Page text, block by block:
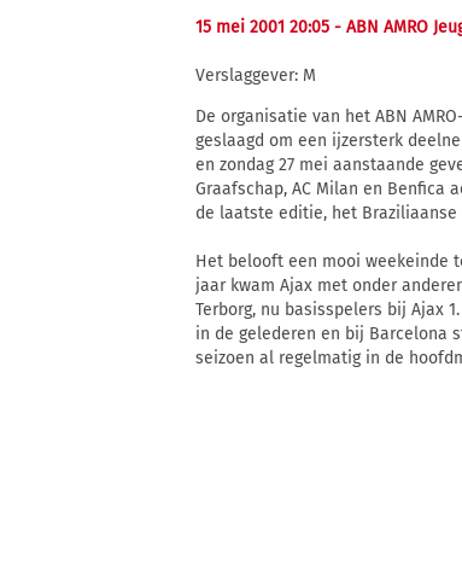
15 mei 2001 20:05 - ABN AMRO
Verslaggever: M
De organisatie van het ABN
geslaagd om een ijzersterk
en zondag 27 mei aanstaande
Graafschap, AC Milan en Benfica
de laatste editie, het
Het belooft een mooi weekeinde
jaar kwam Ajax met onder
Terborg, nu basisspelers bij Ajax
in de gelederen en bij Barcelona
seizoen al regelmatig in de